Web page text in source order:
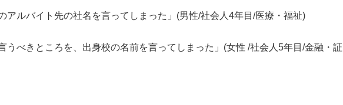
アルバイト先の社名を言ってしまった」(男性/社会人4年目/医療・福祉)
うべきところを、出身校の名前を言ってしまった」(女性 /社会人5年目/金融・証